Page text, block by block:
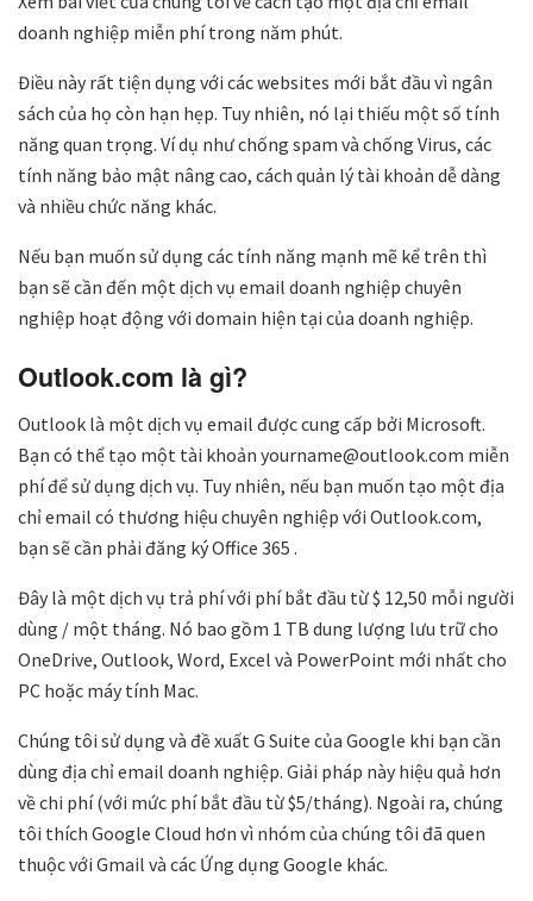
doanh nghiệp miễn phí trong năm phút.
Điều này rất tiện dụng với các websites mới bắt đầu vì ngân
sách của họ còn hạn hẹp. Tuy nhiên, nó lại thiếu một số tính
năng quan trọng. Ví dụ như chống spam và chống Virus, các
tính năng bảo mật nâng cao, cách quản lý tài khoản dễ dàng
và nhiều chức năng khác.
Nếu bạn muốn sử dụng các tính năng mạnh mẽ kể trên thì
bạn sẽ cần đến một dịch vụ email doanh nghiệp chuyên
nghiệp hoạt động với domain hiện tại của doanh nghiệp.
Outlook.com là gì?
Outlook là một dịch vụ email được cung cấp bởi Microsoft.
Bạn có thể tạo một tài khoản yourname@outlook.com miễn
phí để sử dụng dịch vụ. Tuy nhiên, nếu bạn muốn tạo một địa
chỉ email có thương hiệu chuyên nghiệp với Outlook.com,
bạn sẽ cần phải đăng ký Office 365 .
Đây là một dịch vụ trả phí với phí bắt đầu từ $ 12,50 mỗi người
dùng / một tháng. Nó bao gồm 1 TB dung lượng lưu trữ cho
OneDrive, Outlook, Word, Excel và PowerPoint mới nhất cho
PC hoặc máy tính Mac.
Chúng tôi sử dụng và đề xuất G Suite của Google khi bạn cần
dùng địa chỉ email doanh nghiệp. Giải pháp này hiệu quả hơn
về chi phí (với mức phí bắt đầu từ $5/tháng). Ngoài ra, chúng
tôi thích Google Cloud hơn vì nhóm của chúng tôi đã quen
thuộc với Gmail và các Ứng dụng Google khác.